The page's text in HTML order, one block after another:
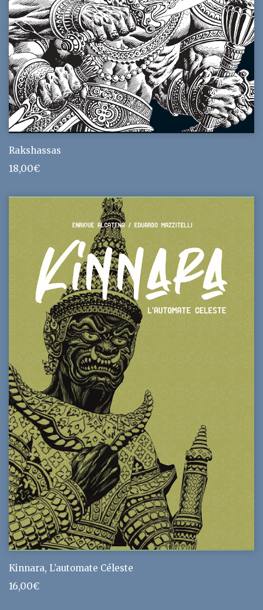
Rakshassas
18,00€
Kinnara, L’automate Céleste
16,00€